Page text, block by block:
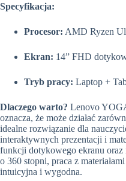
Specyfikacja:
Procesor: AMD Ryzen
Ekran: 14” FHD
Tryb pracy: Laptop +
Dlaczego warto? Lenovo
oznacza, że może działać
idealne rozwiązanie dla
interaktywnych prezentacji i
funkcji dotykowego ekranu oraz
o 360 stopni, praca z
intuicyjna i wygodna.